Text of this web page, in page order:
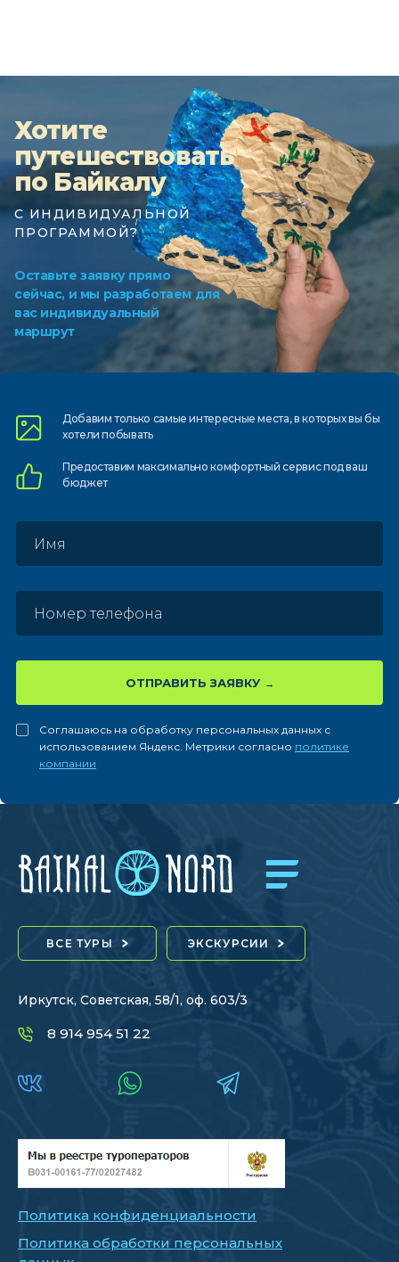
Хотите
путешествовать
по Байкалу
С ИНДИВИДУАЛЬНОЙ
ПРОГРАММОЙ?
Оставьте заявку прямо
сейчас, и мы разработаем для
вас индивидуальный
маршрут
Добавим только самыеинтересные места, в которыхвы бы
хотели побывать
Предоставим максимально комфортныйсервис под ваш
бюджет
ОТПРАВИТЬ ЗАЯВКУ
Соглашаюсь на обработку персональных данных с
использованием Яндекс. Метрики согласно политике
компании
ВСЕ ТУРЫ ЭКСКУРСИИ
Иркутск, Советская, 58/1, оф. 603/3
8 914 954 51 22
Политика конфиденциальности
Политика обработки персональных